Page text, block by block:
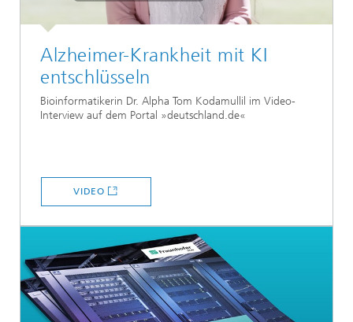
Alzheimer-Krankheit mit KI
entschlüsseln
Bioinformatikerin Dr. Alpha Tom Kodamullil im Video-
Interview auf dem Portal »deutschland.de«
VIDEO